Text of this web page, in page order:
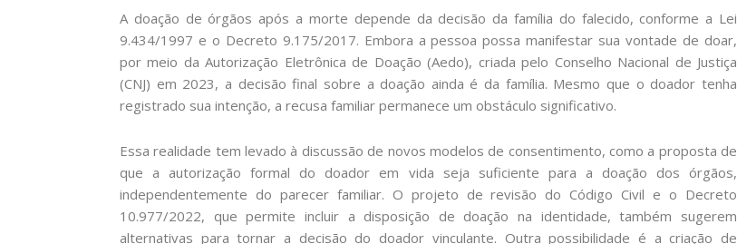
A doação de órgãos após a morte depende da decisão da família do falecido, conforme a Lei
9.434/1997 e o Decreto 9.175/2017. Embora a pessoa possa manifestar sua vontade de doar,
por meio da Autorização Eletrônica de Doação (Aedo), criada pelo Conselho Nacional de Justiça
(CNJ) em 2023, a decisão final sobre a doação ainda é da família. Mesmo que o doador tenha
registrado sua intenção, a recusa familiar permanece um obstáculo significativo.
Essa realidade tem levado à discussão de novos modelos de consentimento, como a proposta de
que a autorização formal do doador em vida seja suficiente para a doação dos órgãos,
independentemente do parecer familiar. O projeto de revisão do Código Civil e o Decreto
10.977/2022, que permite incluir a disposição de doação na identidade, também sugerem
alternativas para tornar a decisão do doador vinculante. Outra possibilidade é a criação de